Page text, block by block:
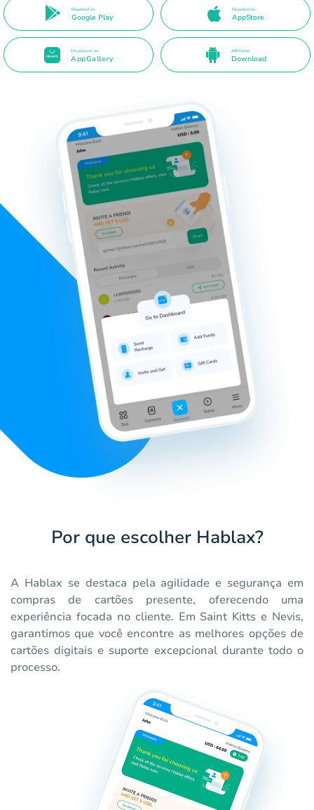
Disponível no
Google Play
Disponível na
AppStore
Disponível na
AppGallery
APK Direto
Download
Por que escolher Hablax?
A Hablax se destaca pela agilidade e segurança em
compras de cartões presente, oferecendo uma
experiência focada no cliente. Em Saint Kitts e Nevis,
garantimos que você encontre as melhores opções de
cartões digitais e suporte excepcional durante todo o
processo.